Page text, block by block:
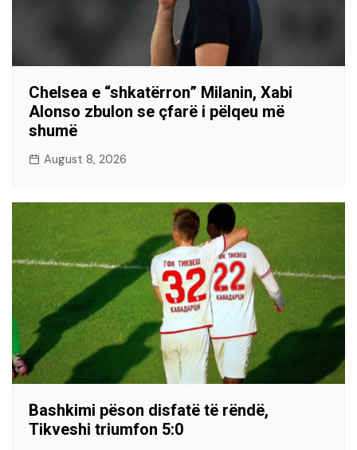
Chelsea e “shkatërron” Milanin, Xabi
Alonso zbulon se çfarë i pëlqeu më
shumë
August 8, 2026
Bashkimi pëson disfatë të rëndë,
Tikveshi triumfon 5:0